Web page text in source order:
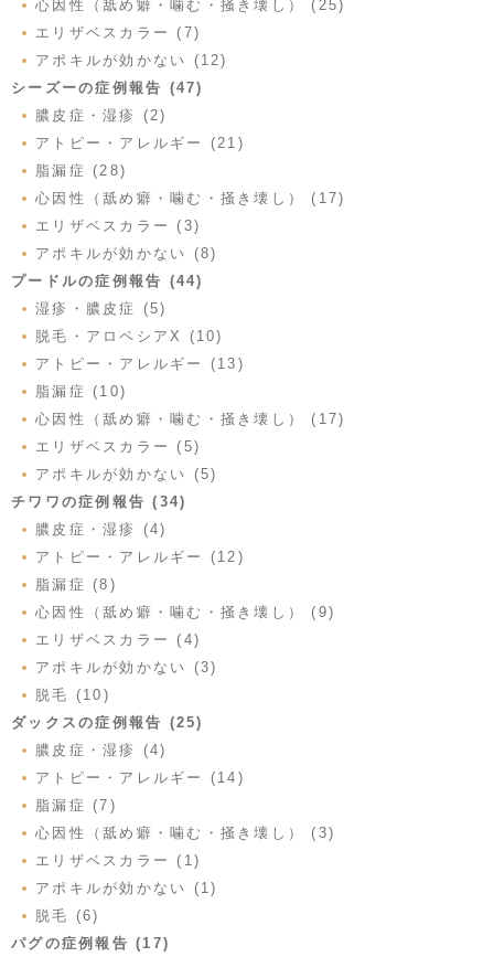
心因性（舐め癖・噛む・掻き壊し） (25)
エリザベスカラー (7)
アポキルが効かない (12)
シーズーの症例報告 (47)
膿皮症・湿疹 (2)
アトピー・アレルギー (21)
脂漏症 (28)
心因性（舐め癖・噛む・掻き壊し） (17)
エリザベスカラー (3)
アポキルが効かない (8)
プードルの症例報告 (44)
湿疹・膿皮症 (5)
脱毛・アロペシアX (10)
アトピー・アレルギー (13)
脂漏症 (10)
心因性（舐め癖・噛む・掻き壊し） (17)
エリザベスカラー (5)
アポキルが効かない (5)
チワワの症例報告 (34)
膿皮症・湿疹 (4)
アトピー・アレルギー (12)
脂漏症 (8)
心因性（舐め癖・噛む・掻き壊し） (9)
エリザベスカラー (4)
アポキルが効かない (3)
脱毛 (10)
ダックスの症例報告 (25)
膿皮症・湿疹 (4)
アトピー・アレルギー (14)
脂漏症 (7)
心因性（舐め癖・噛む・掻き壊し） (3)
エリザベスカラー (1)
アポキルが効かない (1)
脱毛 (6)
パグの症例報告 (17)